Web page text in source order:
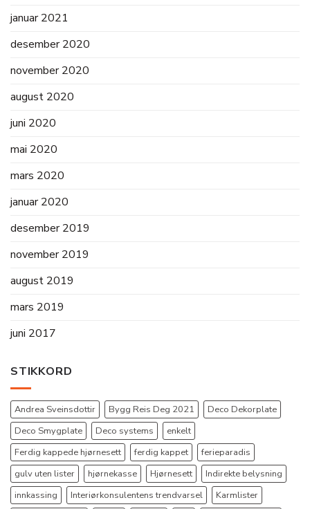
januar 2021
desember 2020
november 2020
august 2020
juni 2020
mai 2020
mars 2020
januar 2020
desember 2019
november 2019
august 2019
mars 2019
juni 2017
STIKKORD
Andrea Sveinsdottir Bygg Reis Deg 2021
Deco Dekorplate
Deco Smygplate
Deco systems
enkelt
Ferdig kappede hjørnesett
ferdig kappet
ferieparadis
gulv uten lister
hjørnekasse Hjørnesett
Indirekte belysning
innkassing
Interiørkonsulentens trendvarsel
Karmlister